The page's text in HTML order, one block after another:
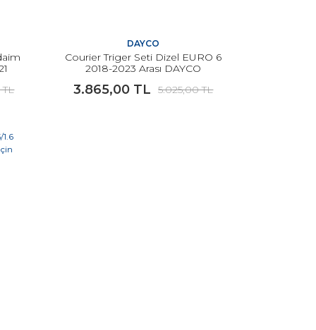
TL
DAYCO
Courier Triger Seti Dizel EURO 6
2018-2023 Arası DAYCO
3.865,00 TL 5.025,00 TL